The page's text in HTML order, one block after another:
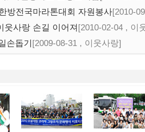
방전국마라톤대회 자원봉사[2010-
웃사랑 손길 이어져[2010-02-04 , 이
손돕기[2009-08-31 , 이웃사랑]